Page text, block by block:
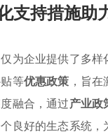
支持措施助
为企业提供了多
等优惠政策 ，旨
融合，通过产业政
良好的生态系统